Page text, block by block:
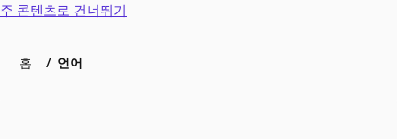
주 콘텐츠로 건너뛰기
홈 언어